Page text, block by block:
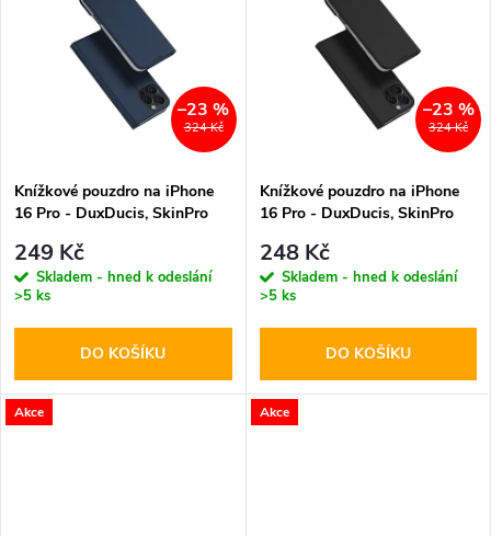
324 Kč
–23 %
Knížkové pouzdro na iPhone
16 Pro - DuxDucis, SkinPro
249 Kč
Skladem - hned k odeslání
>5 ks
DO KOŠÍKU
324 Kč
–23 %
Knížkové pouzdro na iPhone
16 Pro - DuxDucis, SkinPro
248 Kč
Skladem - hned k odeslání
>5 ks
DO KOŠÍKU
Akce Akce